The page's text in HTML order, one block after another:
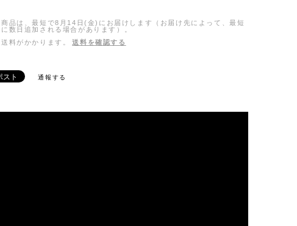
品は、最短で8月14日(金)にお届けします（お届け先によって、最短
数日追加される場合があります）。
料がかかります。
送料を確認する
通報する